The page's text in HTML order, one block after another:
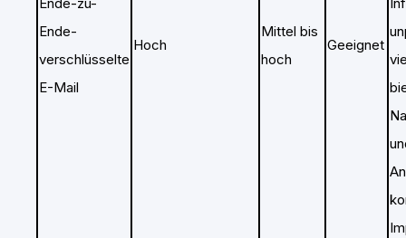
Ende-zu-
Ende-
verschlüsselte
E-Mail
Hoch
Mittel bis
hoch
Geeignet